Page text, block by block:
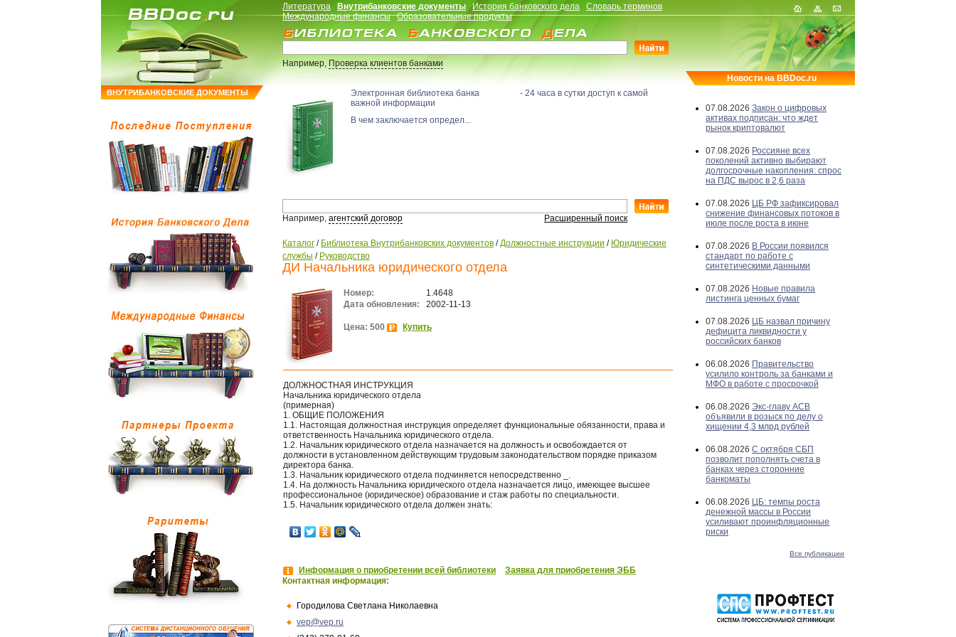
ВНУТРИБАНКОВСКИЕ ДОКУМЕНТЫ
Литература Внутрибанковские документы История банковского дела
Словарь терминов
Международные финансы
Образовательные продукты
Например,Проверка клиентов банками
Электронная библиотека банка - 24 часа в сутки доступ к самой
важной информации
В чем заключается определ...
Например, агентский договор Расширенный поиск
Каталог / Библиотека Внутрибанковских документов /Должностные инструкции / Юридические
службы / Руководство
ДИ Начальника юридического отдела
Номер:
1.4648
Дата обновления:
2002-11-13
Цена: 500 Купить
ДОЛЖНОСТНАЯ ИНСТРУКЦИЯ
Начальника юридического отдела
(примерная)
1. ОБЩИЕ ПОЛОЖЕНИЯ
1.1. Настоящая должностная инструкция определяет функциональные обязанности, права и
ответственность Начальника юридического отдела.
1.2. Начальник юридического отдела назначается на должность и освобождается от
должности в установленном действующим трудовым законодательством порядке приказом
директора банка.
1.3. Начальник юридического отдела подчиняется непосредственно _.
1.4. На должность Начальника юридического отдела назначается лицо, имеющее высшее
профессиональное (юридическое) образование и стаж работы по специальности.
1.5. Начальник юридического отдела должен знать:
Информация о приобретении всей библиотеки
Заявка для приобретения ЭББ
Контактная информация:
Городилова Светлана Николаевна
vep@vep.ru
Новости на BBDoc.ru
07.08.2026 Закон о цифровых
активах подписан: что ждет
рынок криптовалют
07.08.2026 Россияне всех
поколений активно выбирают
долгосрочные накопления: спрос
на ПДС вырос в 2,6 раза
07.08.2026 ЦБ РФ зафиксировал
снижение финансовых потоков в
июле после роста в июне
07.08.2026 В России появился
стандарт по работе с
синтетическими данными
07.08.2026 Новые правила
листинга ценных бумаг
07.08.2026 ЦБ назвал причину
дефицита ликвидности у
российских банков
06.08.2026 Правительство
усилило контроль за банками и
МФО в работе с просрочкой
06.08.2026 Экс-главу АСВ
объявили в розыск по делу о
хищении 4,3 млрд рублей
06.08.2026 С октября СБП
позволит пополнять счета в
банках через сторонние
банкоматы
06.08.2026 ЦБ: темпы роста
денежной массы в России
усиливают проинфляционные
риски
Все публикации